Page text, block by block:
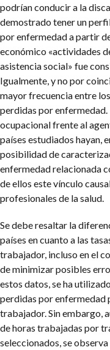
podrían conducir a la
demostrado tener un
por enfermedad a partir
económico «actividades
asistencia social» fue
Igualmente, y no por
mayor frecuencia entre
perdidas por
ocupacional frente al
países estudiados hayan,
posibilidad de
enfermedad relacionada
de ellos este vínculo
profesionales de la salud.
Se debe resaltar la
países en cuanto a las
trabajador, incluso en el
de minimizar posibles
estos datos, se ha
perdidas por enfermedad
trabajador. Sin embargo,
de horas trabajadas por
seleccionados, se